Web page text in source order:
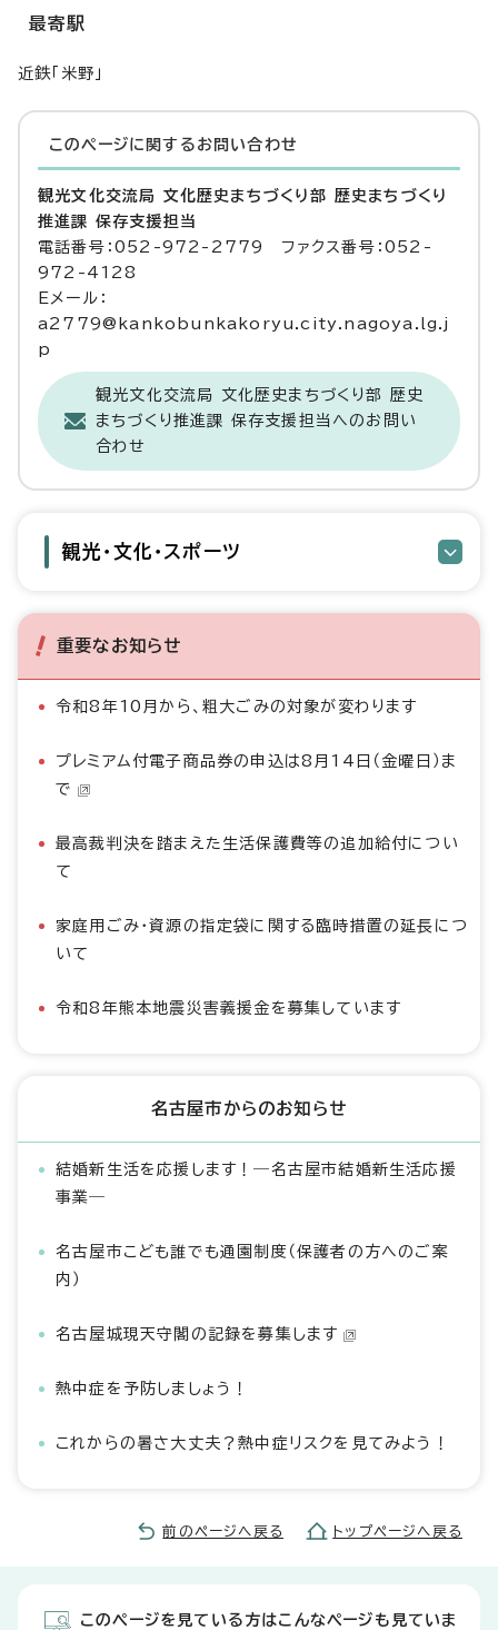
最寄駅
近鉄「米野」
このページに関する お問い合わせ
観光文化交流局 文化歴史まちづくり部 歴史まちづくり
推進課 保存支援担当
電話番号：052-972-2779 ファクス番号：052-
972-4128
Eメール：
a2779@kankobunkakoryu.city.nagoya.lg.j
p
観光文化交流局 文化歴史まちづくり部 歴史
まちづくり推進課 保存支援担当へのお問い
合わせ
観光・文化・スポーツ
重要なお知らせ
令和8年10月から、粗大ごみの対象が変わります
プレミアム付電子商品券の申込は8月14日（金曜日）ま
で
最高裁判決を踏まえた生活保護費等の追加給付につい
て
家庭用ごみ・資源の指定袋に関する臨時措置の延長につ
いて
令和8年熊本地震災害義援金を募集しています
名古屋市からのお知らせ
結婚新生活を応援します！―名古屋市結婚新生活応援
事業―
名古屋市こども誰でも通園制度（保護者の方へのご案
内）
名古屋城現天守閣の記録を募集します
熱中症を予防しましょう！
これからの暑さ大丈夫？熱中症リスクを見てみよう！
前のページへ戻る トップページへ戻る
このページを見ている方はこんなページも見ていま